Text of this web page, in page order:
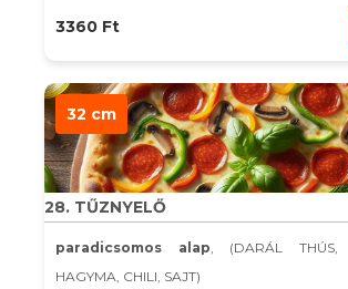
3360 Ft
32 cm
28. TŰZNYELŐ
paradicsomos alap, (DARÁL THÚS,
HAGYMA, CHILI, SAJT)